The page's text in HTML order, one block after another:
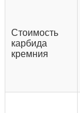
Стоимость
карбида
кремния